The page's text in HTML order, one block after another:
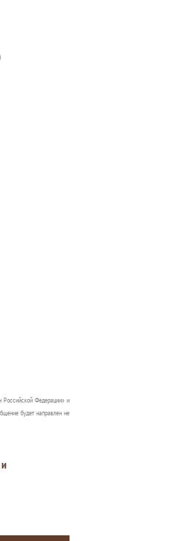
Федерации» и
будет направлен не